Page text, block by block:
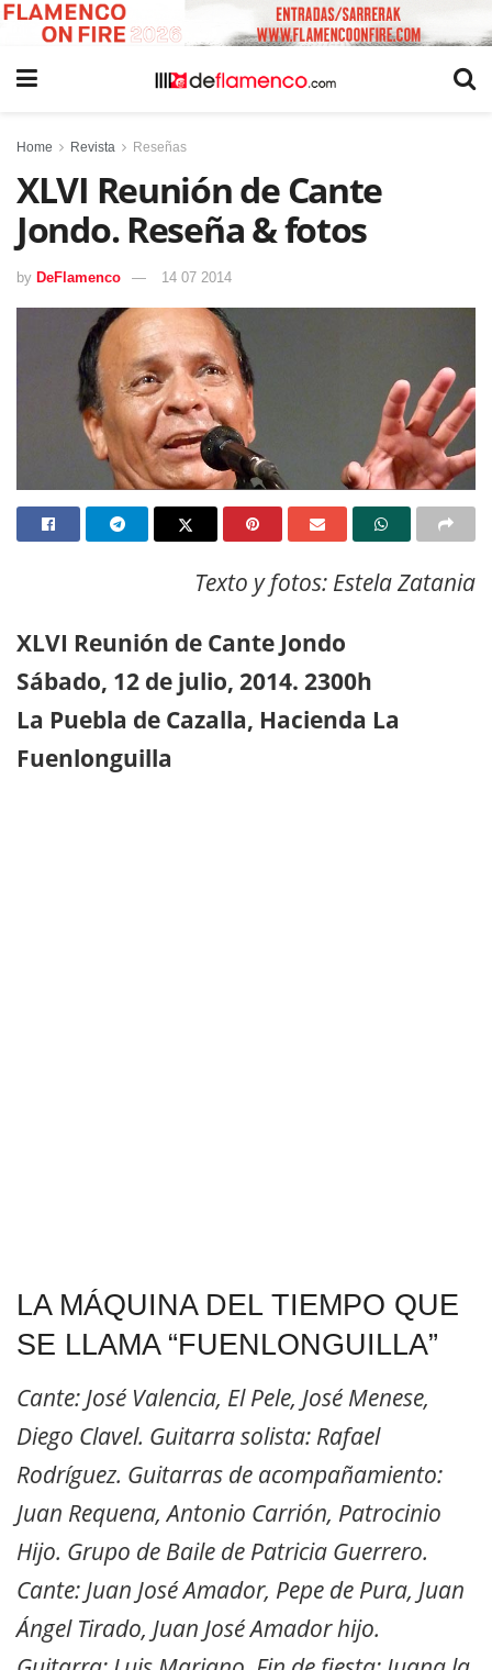
Home Revista Reseñas
XLVI Reunión de Cante
Jondo. Reseña & fotos
by DeFlamenco 14 07 2014
Texto y fotos: Estela Zatania
XLVI Reunión de Cante Jondo
Sábado, 12 de julio, 2014. 2300h
La Puebla de Cazalla, Hacienda La
Fuenlonguilla
LA MÁQUINA DEL TIEMPO QUE
SE LLAMA “FUENLONGUILLA”
Cante: José Valencia, El Pele, José Menese,
Diego Clavel. Guitarra solista: Rafael
Rodríguez. Guitarras de acompañamiento:
Juan Requena, Antonio Carrión, Patrocinio
Hijo. Grupo de Baile de Patricia Guerrero.
Cante: Juan José Amador, Pepe de Pura, Juan
Ángel Tirado, Juan José Amador hijo.